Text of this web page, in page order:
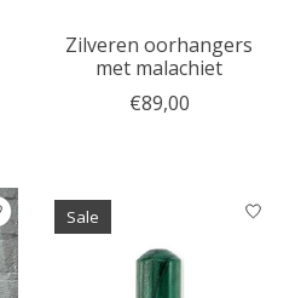
Zilveren oorhangers
met malachiet
€89,00
Sale